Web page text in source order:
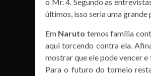
últimos, isso seria uma grande
Em Naruto temos família
aqui torcendo contra ela.
mostrar que ele pode vencer
Para o futuro do torneio